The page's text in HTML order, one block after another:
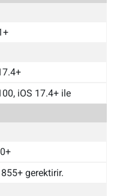
iOS 17.4+ ile
gerektirir.